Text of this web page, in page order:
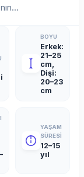
BOYU
Erkek:
21–25
cm,
Dişi:
20–23
cm
YAŞAM
SÜRESI
12–15
yıl